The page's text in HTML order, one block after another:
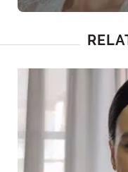
Pearce hingga